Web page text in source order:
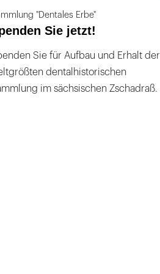
"Dentales Erbe"
Sie jetzt!
Sie für Aufbau und Erhalt der
dentalhistorischen
im sächsischen Zschadraß.